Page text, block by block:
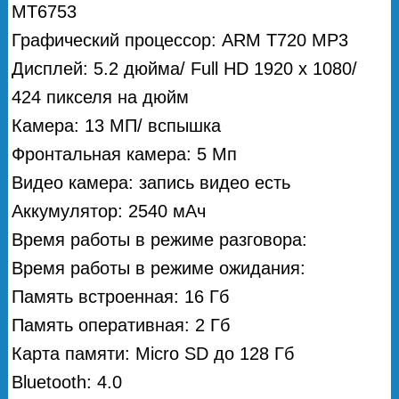
MT6753
Графический процессор: ARM T720 MP3
Дисплей: 5.2 дюйма/ Full HD 1920 x 1080/
424 пикселя на дюйм
Камера: 13 МП/ вспышка
Фронтальная камера: 5 Мп
Видео камера: запись видео есть
Аккумулятор: 2540 мАч
Время работы в режиме разговора:
Время работы в режиме ожидания:
Память встроенная: 16 Гб
Память оперативная: 2 Гб
Карта памяти: Micro SD до 128 Гб
Bluetooth: 4.0